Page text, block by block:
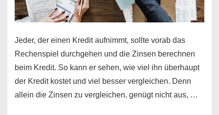
Jeder, der einen Kredit aufnimmt, sollte vorab das
Rechenspiel durchgehen und die Zinsen berechnen
beim Kredit. So kann er sehen, wie viel ihn überhaupt
der Kredit kostet und viel besser vergleichen. Denn
allein die Zinsen zu vergleichen, genügt nicht aus, …